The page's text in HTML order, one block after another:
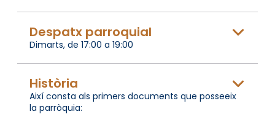
Despatx parroquial
Dimarts, de 17:00 a 19:00
Història
Així consta als primers documents que posseeix
la parròquia: